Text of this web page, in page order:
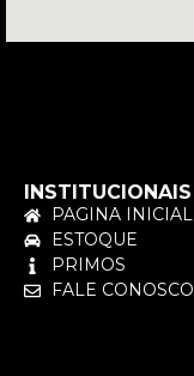
INSTITUCIONAIS
PAGINA INICIAL
ESTOQUE
PRIMOS
FALE CONOSCO